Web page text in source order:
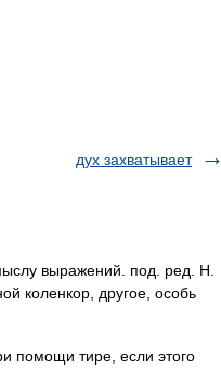
дух захватывает
выражений. под. ред. Н.
коленкор, другое, особь
помощи тире, если этого